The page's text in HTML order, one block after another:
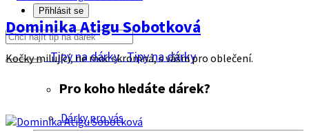
Přihlásit se
Tipy na dárkyTipy na dárky
Pro koho hledáte dárek?
Dárky pro vás
Dominika Atigu Sobotková
Kočky milující, ne moc skromná, s vášni pro oblečení.